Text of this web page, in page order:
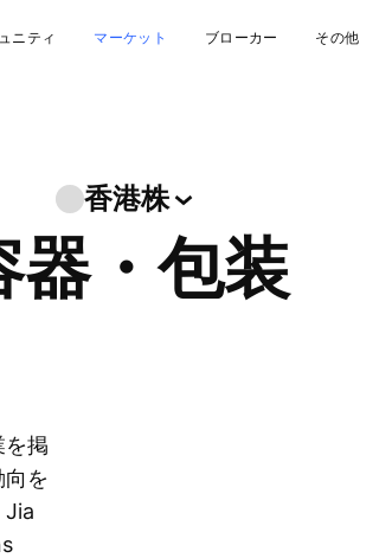
ニティ マーケット ブローカー その他
香港株
器・包装
掲
を
Jia